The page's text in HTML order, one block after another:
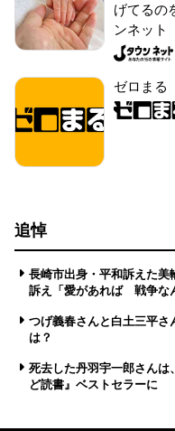
げてるの
ンネット
ゼロまる
追悼
長崎市出身・平和訴えた
訴え「愛があれば 戦争な
つげ義春さんと白土三平
は？
死去した丹羽宇一郎さん
ど読書』ベストセラーに